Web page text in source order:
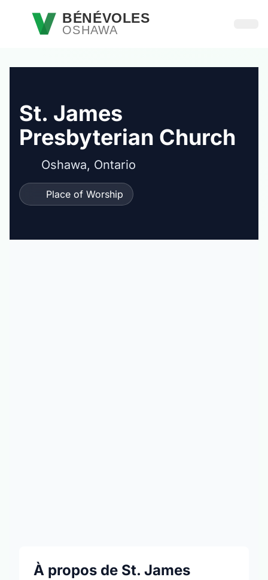
Passer au contenu principal
BÉNÉVOLES
OSHAWA
St. James
Presbyterian Church
Oshawa, Ontario
Place of Worship
À propos de St. James